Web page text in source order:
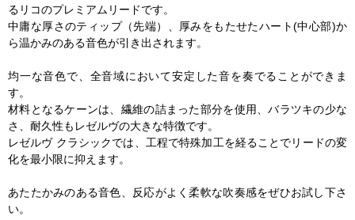
るリコのプレミアムリードです。
中庸な厚さのティップ（先端）、厚みをもたせたハート(中心部)か
ら温かみのある音色が引き出されます。
均一な音色で、全音域において安定した音を奏でることができま
す。
材料となるケーンは、繊維の詰まった部分を使用、バラツキの少な
さ、耐久性もレゼルヴの大きな特徴です。
レゼルヴ クラシックでは、工程で特殊加工を経ることでリードの変
化を最小限に抑えます。
あたたかみのある音色、反応がよく柔軟な吹奏感をぜひお試し下さ
い。